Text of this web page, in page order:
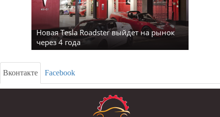
Новая Tesla Roadster выйдет на рынок
через 4 года
Вконтакте Facebook